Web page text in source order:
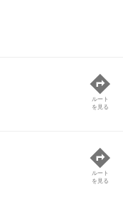
ルート
を見る
ルート
を見る